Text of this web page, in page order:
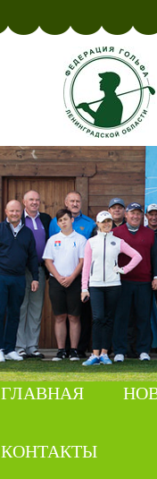
ГЛАВНАЯ
КОНТАКТЫ